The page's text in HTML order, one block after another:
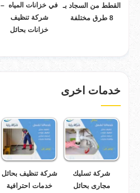
القطط من السجاد بـ
8 طرق مختلفة
في خزانات المياه –
شركة تنظيف
خزانات بحائل
خدمات اخرى
شركة تسليك
مجارى بحائل
شركة تنظيف بحائل
خدمات احترافية